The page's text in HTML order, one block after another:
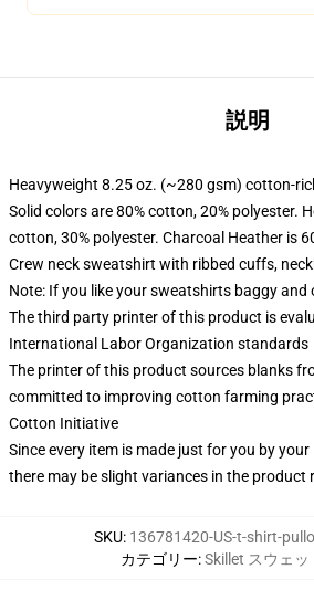
説明
Heavyweight 8.25 oz. (~280 gsm) cotton-
Solid colors are 80% cotton, 20% polyester.
cotton, 30% polyester. Charcoal Heather is
Crew neck sweatshirt with ribbed cuffs,
Note: If you like your sweatshirts baggy and
The third party printer of this product is
International Labor Organization standards
The printer of this product sources blanks
committed to improving cotton farming
Cotton Initiative
Since every item is made just for you by
there may be slight variances in the product
SKU: 136781420-US-t-shirt-
カテゴリー:Skillet スウェッ